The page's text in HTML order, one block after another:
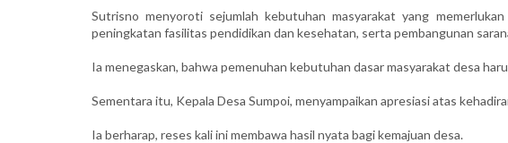
Sutrisno menyoroti sejumlah kebutuhan masyarakat yang
peningkatan fasilitas pendidikan dan kesehatan, serta pembangunan
Ia menegaskan, bahwa pemenuhan kebutuhan dasar masyarakat desa
Sementara itu, Kepala Desa Sumpoi, menyampaikan apresiasi atas
Ia berharap, reses kali ini membawa hasil nyata bagi kemajuan desa.